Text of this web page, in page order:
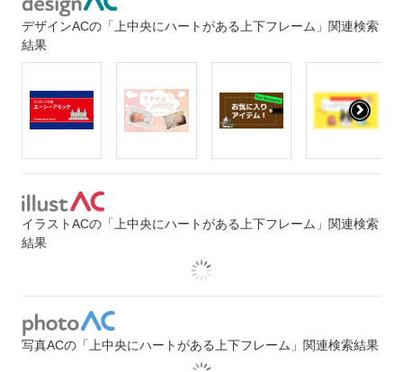
デザインACの「上中央にハートがある上下フレーム」関連検索
結果
イラストACの「上中央にハートがある上下フレーム」関連検索
結果
写真ACの「上中央にハートがある上下フレーム」関連検索結果